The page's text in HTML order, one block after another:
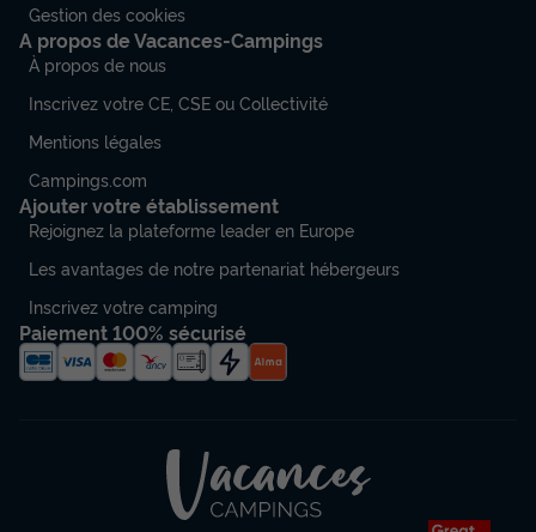
Gestion des cookies
A propos de Vacances-Campings
À propos de nous
Inscrivez votre CE, CSE ou Collectivité
Mentions légales
Campings.com
Ajouter votre établissement
Rejoignez la plateforme leader en Europe
Les avantages de notre partenariat hébergeurs
Inscrivez votre camping
Paiement 100% sécurisé